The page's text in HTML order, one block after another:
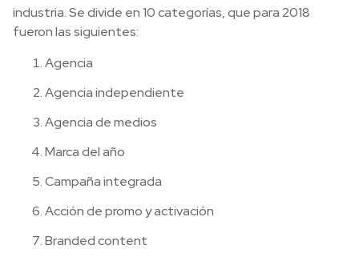
industria. Se divide en 10 categorías, que para 2018
fueron las siguientes:
Agencia
Agencia independiente
Agencia de medios
Marca del año
Campaña integrada
Acción de promo y activación
Branded content